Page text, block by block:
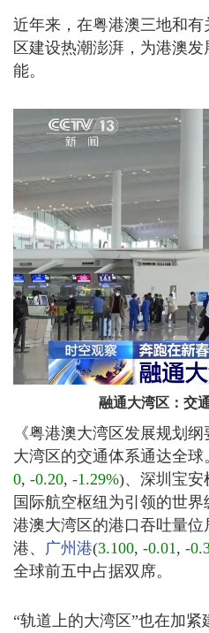
近年来，在粤港澳三地和
区建设热潮澎湃，为港澳
能。
融通大湾区：交
《粤港澳大湾区发展规划
大湾区的交通体系通达全球
0, -0.20, -1.29%)、深圳宝
国际航空枢纽为引领的世
港澳大湾区的港口吞吐量位
港、 广州港(3.100, -0.01, -
全球前五中占据双席。
“轨道上的大湾区”也在加